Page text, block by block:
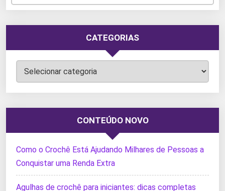
CATEGORIAS
Categorias
CONTEÚDO NOVO
Como o Crochê Está Ajudando Milhares de Pessoas a
Conquistar uma Renda Extra
Agulhas de crochê para iniciantes: dicas completas